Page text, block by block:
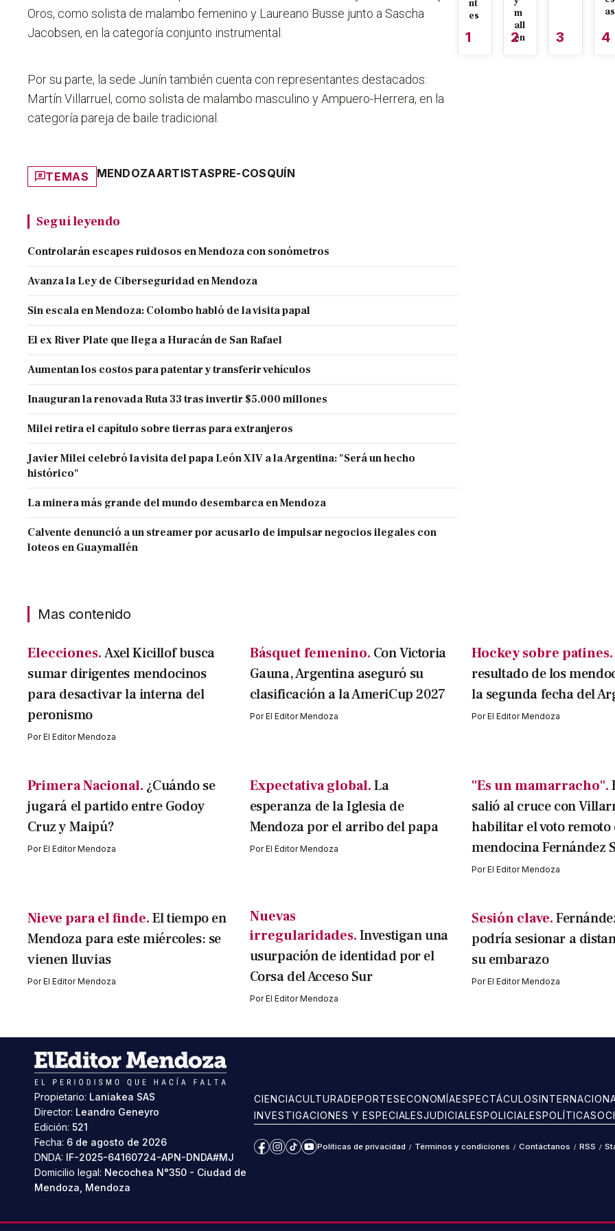
Oros, como solista de malambo femenino y Laureano Busse junto a Sascha
Jacobsen, en la categoría conjunto instrumental.
Por su parte, la sede Junín también cuenta con representantes destacados:
Martín Villarruel, como solista de malambo masculino y Ampuero-Herrera, en la
categoría pareja de baile tradicional.
TEMAS MENDOZAARTISTASPRE-COSQUÍN
Seguí leyendo
Controlarán escapes ruidosos en Mendoza con sonómetros
Avanza la Ley de Ciberseguridad en Mendoza
Sin escala en Mendoza: Colombo habló de la visita papal
El ex River Plate que llega a Huracán de San Rafael
Aumentan los costos para patentar y transferir vehículos
Inauguran la renovada Ruta 33 tras invertir $5.000 millones
Milei retira el capítulo sobre tierras para extranjeros
Javier Milei celebró la visita del papa León XIV a la Argentina: "Será un hecho
histórico"
La minera más grande del mundo desembarca en Mendoza
Calvente denunció a un streamer por acusarlo de impulsar negocios ilegales con
loteos en Guaymallén
nt
es
1
m
all
én
2 3
as
4
Mas contenido
Elecciones. Axel Kicillof busca
sumar dirigentes mendocinos
para desactivar la interna del
peronismo
PorEl Editor Mendoza
Básquet femenino. Con Victoria
Gauna, Argentina aseguró su
clasificación a la AmeriCup 2027
PorEl Editor Mendoza
Hockey sobre patines.
resultado de los
la segunda fecha del
PorEl Editor Mendoza
Primera Nacional. ¿Cuándo se
jugará el partido entre Godoy
Cruz y Maipú?
PorEl Editor Mendoza
Expectativa global.La
esperanza de la Iglesia de
Mendoza por el arribo del papa
PorEl Editor Mendoza
"Es un mamarracho".
salió al cruce con
habilitar el voto remoto
mendocina Fernández
PorEl Editor Mendoza
Nieve para el finde. El tiempo en
Mendoza para este miércoles: se
vienen lluvias
PorEl Editor Mendoza
Nuevas
irregularidades.Investigan una
usurpación de identidad por el
Corsa del Acceso Sur
PorEl Editor Mendoza
Sesión clave.
podría sesionar a
su embarazo
PorEl Editor Mendoza
Propietario: Laniakea SAS
Director: Leandro Geneyro
Edición: 521
Fecha: 6 de agosto de 2026
DNDA: IF-2025-64160724-APN-DNDA#MJ
Domicilio legal: Necochea N°350 - Ciudad de
Mendoza, Mendoza
CIENCIACULTURADEPORTESECONOMÍAESPECTÁCULOS
INVESTIGACIONES Y ESPECIALESJUDICIALESPOLICIALESPOLÍTICA
Facebook
Instagram
TikTokYouTube
Políticas de privacidad / Términos y condiciones / Contáctanos / RSS /